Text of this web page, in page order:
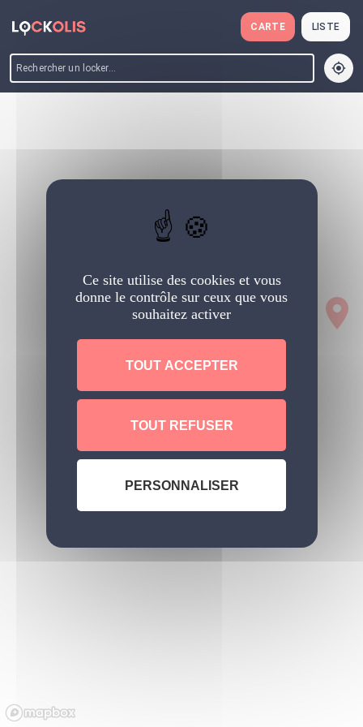
Ce site utilise des cookies et vous
donne le contrôle sur ceux que vous
souhaitez activer
TOUT ACCEPTER
TOUT REFUSER
PERSONNALISER
Lockolis Live - Trouvez votre
CARTE LISTE